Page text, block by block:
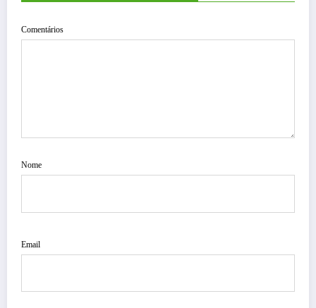
Comentários
Nome
Email